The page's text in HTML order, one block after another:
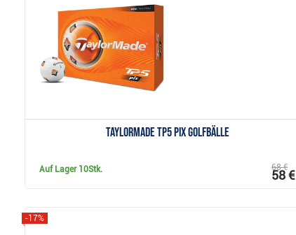
TaylorMade TP5 pix Golfbälle
Auf Lager 10Stk. 68 €
58 €
Anzeigen
-17%